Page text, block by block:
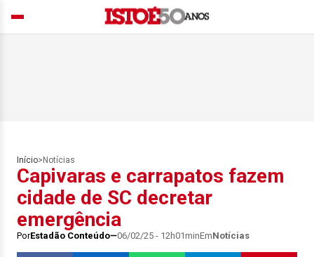
Início> Notícias
Capivaras e carrapatos fazem
cidade de SC decretar
emergência
PorEstadão Conteúdo 06/02/25 - 12h01minEmNotícias